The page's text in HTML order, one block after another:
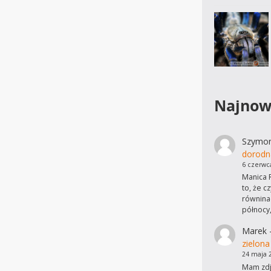
6
Manica
to, że
Marek
zielona
24 maja
Mam